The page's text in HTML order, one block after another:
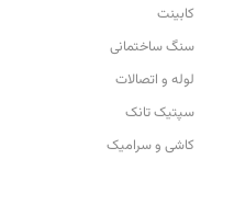
کابینت
سنگ ساختمانی
لوله و اتصالات
سپتیک تانک
کاشی و سرامیک